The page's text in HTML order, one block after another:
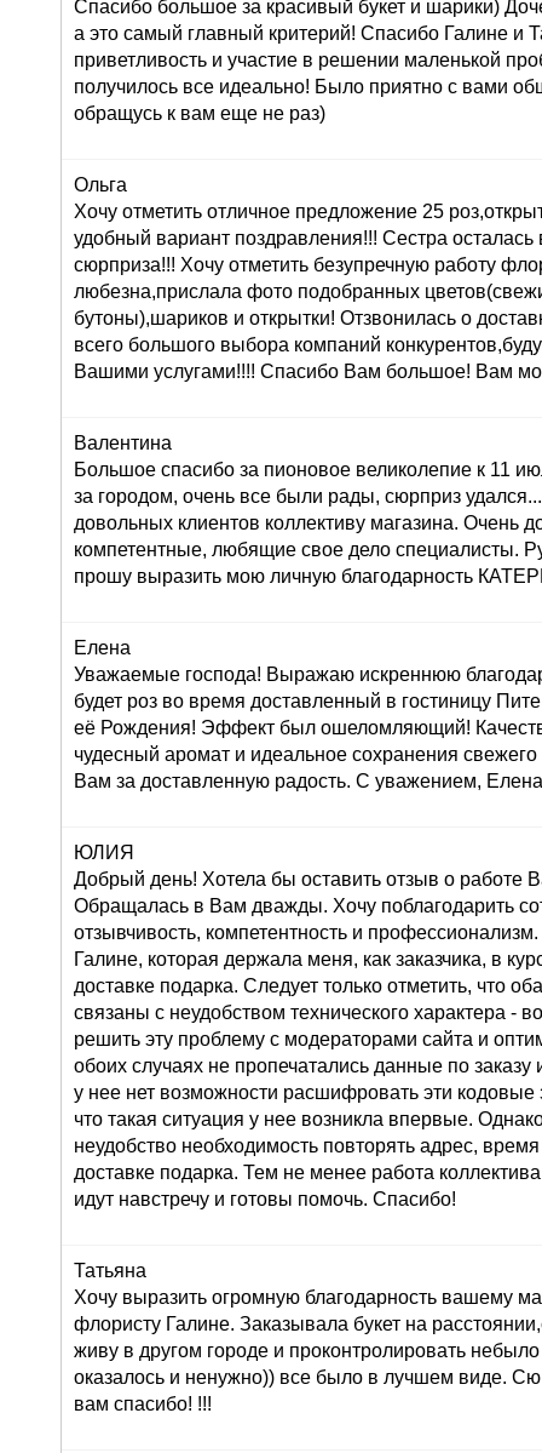
Спасибо большое за красивый букет и шарики)
а это самый главный критерий! Спасибо Галине и
приветливость и участие в решении маленькой
получилось все идеально! Было приятно с вами
обращусь к вам еще не раз)
Ольга
Хочу отметить отличное предложение 25
удобный вариант поздравления!!! Сестра осталась
сюрприза!!! Хочу отметить безупречную работу
любезна,прислала фото подобранных
бутоны),шариков и открытки! Отзвонилась о
всего большого выбора компаний
Вашими услугами!!!! Спасибо Вам большое! Вам
Валентина
Большое спасибо за пионовое великолепие к 11
за городом, очень все были рады, сюрприз
довольных клиентов коллективу магазина. Очень
компетентные, любящие свое дело специалисты.
прошу выразить мою личную благодарность
Елена
Уважаемые господа! Выражаю искреннюю
будет роз во время доставленный в гостиницу
её Рождения! Эффект был ошеломляющий!
чудесный аромат и идеальное сохранения
Вам за доставленную радость. С уважением,
ЮЛИЯ
Добрый день! Хотела бы оставить отзыв о работе
Обращалась в Вам дважды. Хочу поблагодарить
отзывчивость, компетентность и
Галине, которая держала меня, как заказчика, в
доставке подарка. Следует только отметить, что
связаны с неудобством технического характера -
решить эту проблему с модераторами сайта и
обоих случаях не пропечатались данные по заказу
у нее нет возможности расшифровать эти кодовые
что такая ситуация у нее возникла впервые.
неудобство необходимость повторять адрес,
доставке подарка. Тем не менее работа
идут навстречу и готовы помочь. Спасибо!
Татьяна
Хочу выразить огромную благодарность вашему
флористу Галине. Заказывала букет на
живу в другом городе и проконтролировать
оказалось и ненужно)) все было в лучшем виде.
вам спасибо! !!!